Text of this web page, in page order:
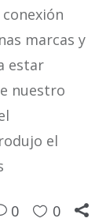
marcas y
estar
nuestro
el
0 0